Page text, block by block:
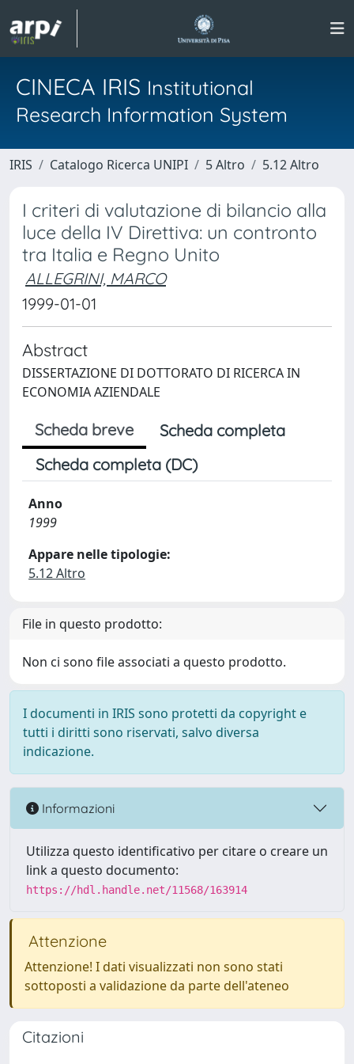
CINECA IRIS Institutional
Research Information System
IRIS Catalogo Ricerca UNIPI 5 Altro 5.12 Altro
I criteri di valutazione di bilancio alla
luce della IV Direttiva: un contronto
tra Italia e Regno Unito
ALLEGRINI, MARCO
1999-01-01
Abstract
DISSERTAZIONE DI DOTTORATO DI RICERCA IN
ECONOMIA AZIENDALE
Scheda breve
Scheda completa
Scheda completa (DC)
Anno
1999
Appare nelle tipologie:
5.12 Altro
File in questo prodotto:
Non ci sono file associati a questo prodotto.
I documenti in IRIS sono protetti da copyright e
tutti i diritti sono riservati, salvo diversa
indicazione.
Informazioni
Utilizza questo identificativo per citare o creare un
link a questo documento:
https://hdl.handle.net/11568/163914
Attenzione
Attenzione! I dati visualizzati non sono stati
sottoposti a validazione da parte dell'ateneo
Citazioni